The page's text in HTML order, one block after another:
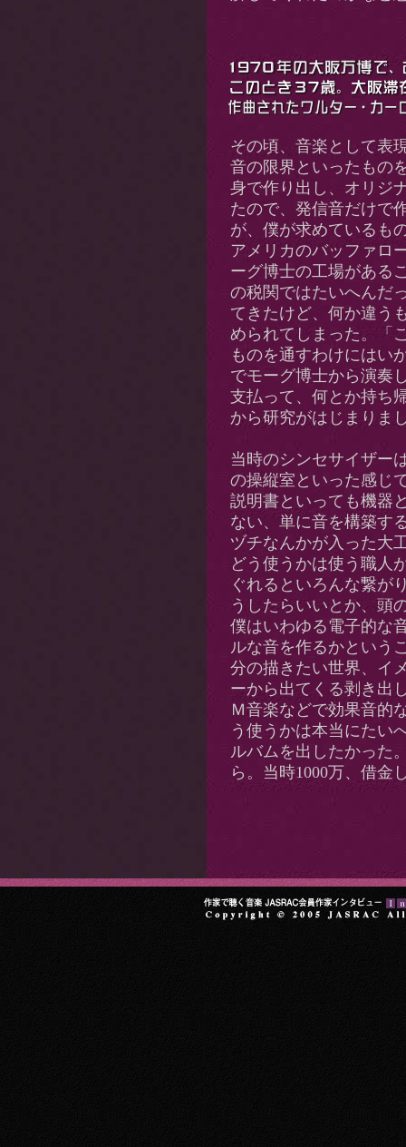
その頃、音楽として表
音の限界といったもの
身で作り出し、オリジ
たので、発信音だけで
が、僕が求めているも
アメリカのバッファロ
ーグ博士の工場がある
の税関ではたいへんだ
てきたけど、何か違う
められてしまった。「
ものを通すわけにはい
でモーグ博士から演奏
支払って、何とか持ち
から研究がはじまりま
当時のシンセサイザー
の操縦室といった感じ
説明書といっても機器
ない、単に音を構築す
ヅチなんかが入った大
どう使うかは使う職人
ぐれるといろんな繋が
うしたらいいとか、頭
僕はいわゆる電子的な
ルな音を作るかという
分の描きたい世界、イ
ーから出てくる剥き出
Ｍ音楽などで効果音的
う使うかは本当にたい
ルバムを出したかった
ら。当時1000万、借金